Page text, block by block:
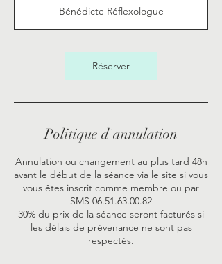
m
i
Bénédicte Réflexologue
Réserver
Politique d'annulation
Annulation ou changement au plus tard 48h
avant le début de la séance via le site si vous
vous êtes inscrit comme membre ou par
SMS 06.51.63.00.82
30% du prix de la séance seront facturés si
les délais de prévenance ne sont pas
respectés.